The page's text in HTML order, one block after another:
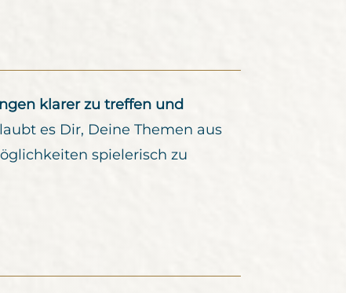
klarer zu treffen und
es Dir, Deine Themen aus
spielerisch zu